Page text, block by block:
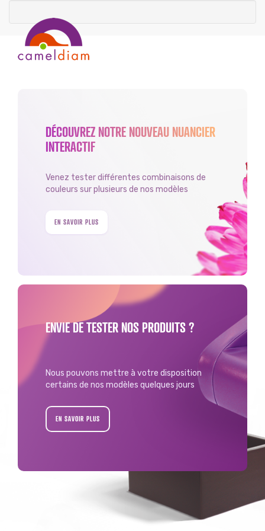
DÉCOUVREZ NOTRE NOUVEAU NUANCIER
INTERACTIF
Venez tester différentes combinaisons de
couleurs sur plusieurs de nos modèles
EN SAVOIR PLUS
ENVIE DE TESTER NOS PRODUITS ?
Nous pouvons mettre à votre disposition
certains de nos modèles quelques jours
EN SAVOIR PLUS